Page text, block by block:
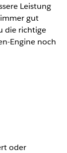
Leistung
gut
die richtige
Engine noch
oder